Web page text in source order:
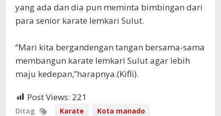
yang ada dan dia pun meminta bimbingan dari
para senior karate lemkari Sulut.
“Mari kita bergandengan tangan bersama-sama
membangun karate lemkari Sulut agar lebih
maju kedepan,”harapnya.(Kifli).
Post Views: 221
Ditag Karate
Kota manado